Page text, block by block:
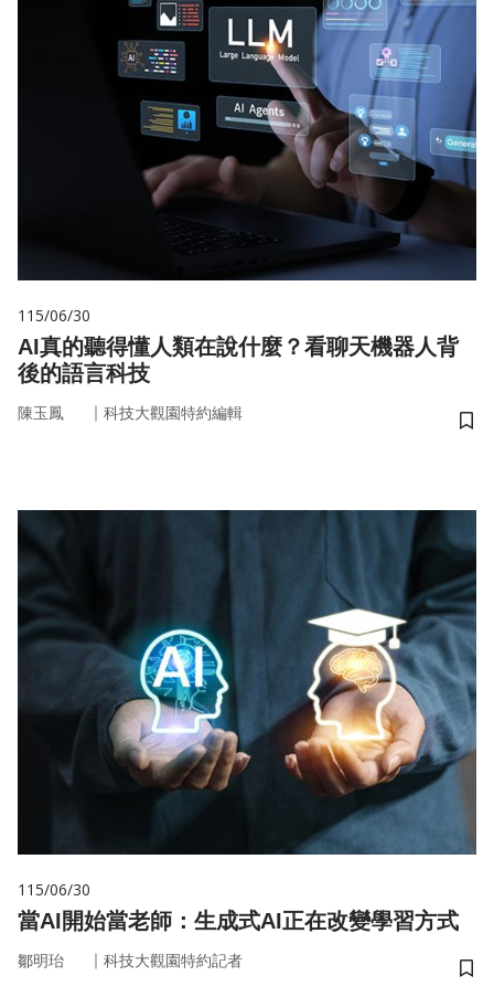
115/06/30
AI真的聽得懂人類在說什麼？看聊天機器人背
後的語言科技
陳玉鳳 ｜ 科技大觀園特約編輯
儲
115/06/30
當AI開始當老師：生成式AI正在改變學習方式
鄒明珆 ｜ 科技大觀園特約記者
儲